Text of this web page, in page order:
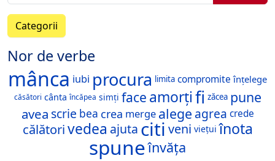
Categorii
Nor de verbe
mânca iubi procura limita compromite înțelege
căsători cânta încăpea simți face amorțifi zăcea pune
avea scrie bea crea merge alege agrea crede
călătorivedea ajuta citi veni viețui înota
spuneînvăța